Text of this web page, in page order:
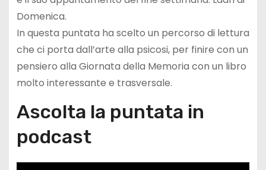
Domenica.
In questa puntata ha scelto un percorso di lettura
che ci porta dall’arte alla psicosi, per finire con un
pensiero alla Giornata della Memoria con un libro
molto interessante e trasversale.
Ascolta la puntata in
podcast